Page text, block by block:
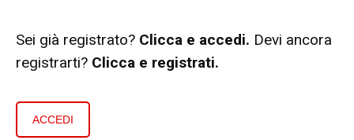
Sei già registrato? Clicca e accedi. Devi ancora
registrarti? Clicca e registrati.
ACCEDI